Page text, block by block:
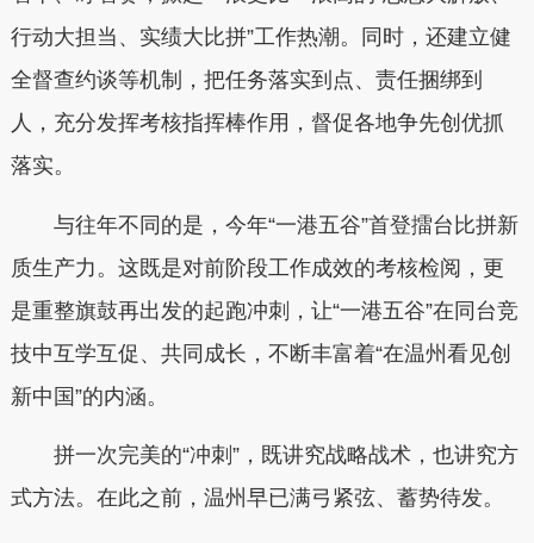
行动大担当、实绩大比拼”工作热潮。同时，还建立健
全督查约谈等机制，把任务落实到点、责任捆绑到
人，充分发挥考核指挥棒作用，督促各地争先创优抓
落实。
与往年不同的是，今年“一港五谷”首登擂台比拼新
质生产力。这既是对前阶段工作成效的考核检阅，更
是重整旗鼓再出发的起跑冲刺，让“一港五谷”在同台竞
技中互学互促、共同成长，不断丰富着“在温州看见创
新中国”的内涵。
拼一次完美的“冲刺”，既讲究战略战术，也讲究方
式方法。在此之前，温州早已满弓紧弦、蓄势待发。